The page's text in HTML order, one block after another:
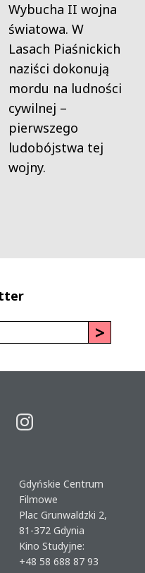
Wybucha II wojna
światowa. W
Lasach Piaśnickich
naziści dokonują
mordu na ludności
cywilnej –
pierwszego
ludobójstwa tej
wojny.
Gdyńskie Centrum
Filmowe
Plac Grunwaldzki 2,
81-372 Gdynia
Kino Studyjne:
+48 58 688 87 93